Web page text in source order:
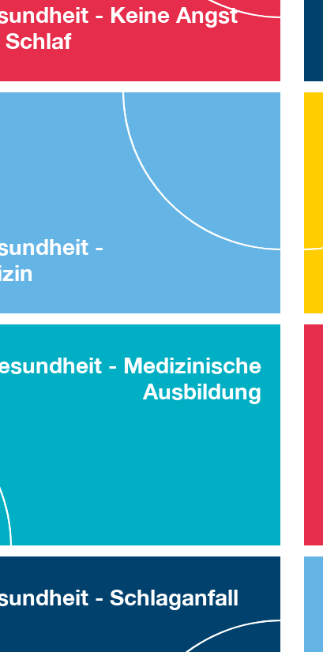
- Keine Angst
-
- Medizinische
Ausbildung
- Schlaganfall